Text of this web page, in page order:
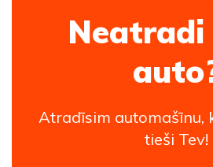
Neatradi
Atradīsim automašīnu,
tieši Tev!